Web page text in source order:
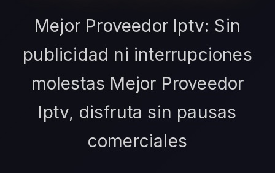
Mejor Proveedor Iptv: Sin
publicidad ni interrupciones
molestas Mejor Proveedor
Iptv, disfruta sin pausas
comerciales